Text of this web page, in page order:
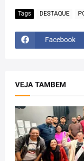
Tags DESTAQUE
Facebook
VEJA TAMBEM